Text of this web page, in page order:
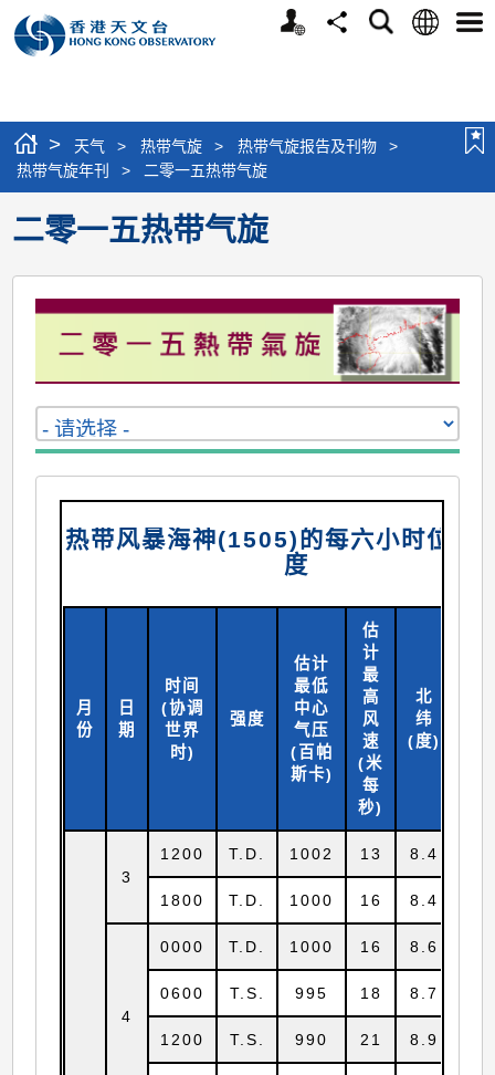
个
分
搜
语
选
> 天气 > 热带气旋 > 热带气旋报告及刊物
>
热带气旋年刊
> 二零一五热带气旋
二零一五热带气旋
热带风暴海神(1505)的每六小时位置
度
月
份
日
期
时间
(协调
世界
时)
强度
估计
最低
中心
气压
(百帕
斯卡)
估
计
最
高
风
速
(米
每
秒)
北
纬
(度)
3
1200 T.D. 1002 13 8.4
1800 T.D. 1000 16 8.4
4
0000 T.D. 1000 16 8.6
0600 T.S. 995 18 8.7
1200 T.S. 990 21 8.9